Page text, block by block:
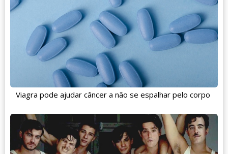
Viagra pode ajudar câncer a não se espalhar pelo corpo